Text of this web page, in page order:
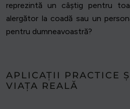
reprezintă un câștig pentru
alergător la coadă sau un
pentru dumneavoastră?
APLICAȚII PRACTICE
VIAȚA REALĂ